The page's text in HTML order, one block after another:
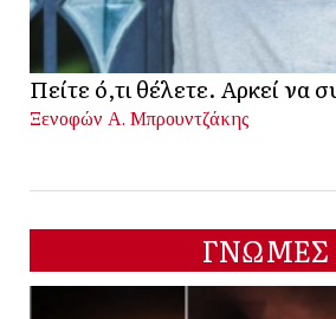
Πείτε ό,τι θέλετε. Αρκεί να
Ξενοφών Α. Μπρουντζάκης
ΓΝΩΜΕΣ